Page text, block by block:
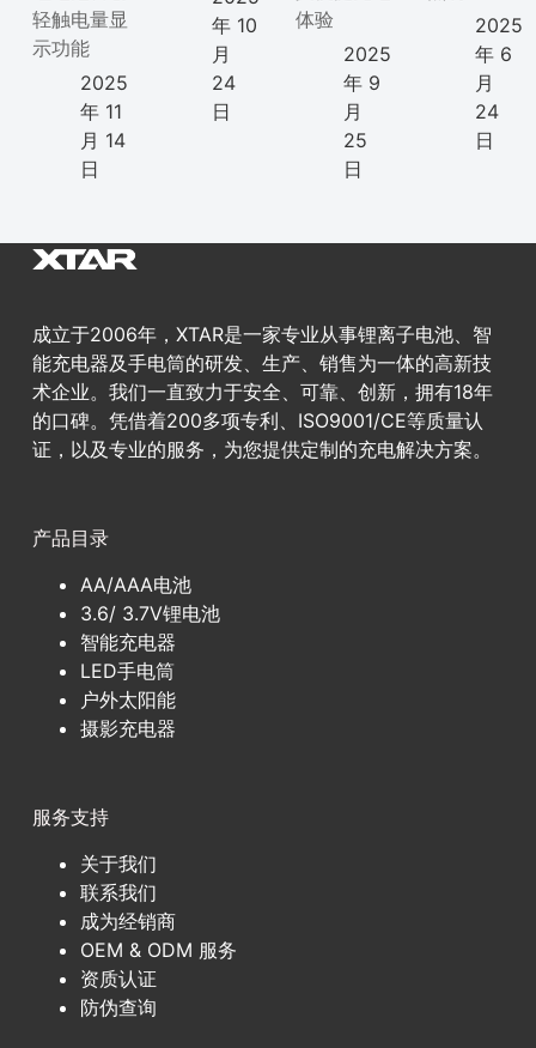
轻触电量显
示功能
2025
年 11
月 14
日
年 10
月
24
日
体验
2025
年 9
月
25
日
2025
年 6
月
24
日
成立于2006年，XTAR是一家专业从事锂离子电池、智
能充电器及手电筒的研发、生产、销售为一体的高新技
术企业。我们一直致力于安全、可靠、创新，拥有18年
的口碑。凭借着200多项专利、ISO9001/CE等质量认
证，以及专业的服务，为您提供定制的充电解决方案。
产品目录
AA/AAA电池
3.6/ 3.7V锂电池
智能充电器
LED手电筒
户外太阳能
摄影充电器
服务支持
关于我们
联系我们
成为经销商
OEM & ODM 服务
资质认证
防伪查询